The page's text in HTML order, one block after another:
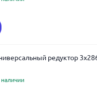
редуктор
наличии